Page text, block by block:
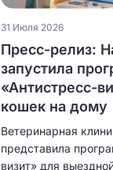
31 Июля 2026
Пресс-релиз:
запустила
«Антистресс-
кошек на дому
Ветеринарная
представила
визит» для